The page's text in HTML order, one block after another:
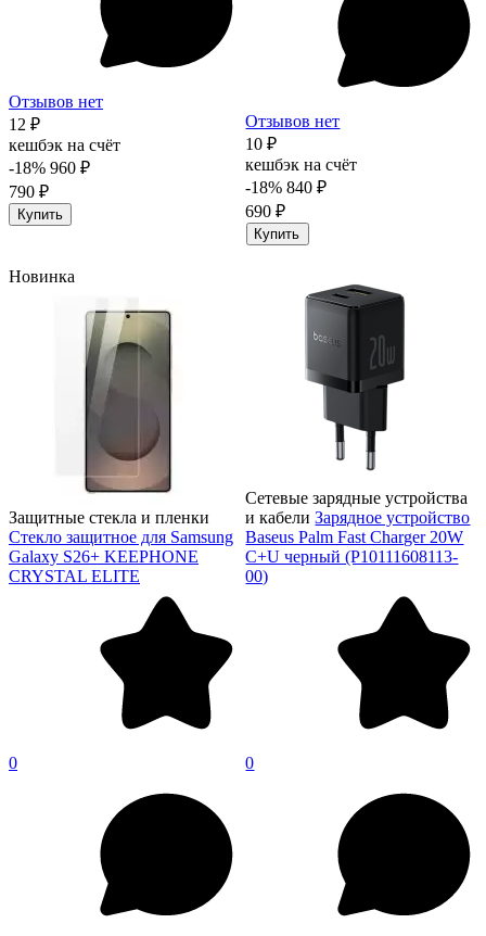
Отзывов нет
12 ₽
кешбэк на счёт
-18% 960 ₽
790 ₽
Купить
Отзывов нет
10 ₽
кешбэк на счёт
-18% 840 ₽
690 ₽
Купить
Новинка
Защитные стекла и пленки
Стекло защитное для Samsung
Galaxy S26+ KEEPHONE
CRYSTAL ELITE
0
Сетевые зарядные устройства
и кабели Зарядное устройство
Baseus Palm Fast Charger 20W
C+U черный (P10111608113-
00)
0